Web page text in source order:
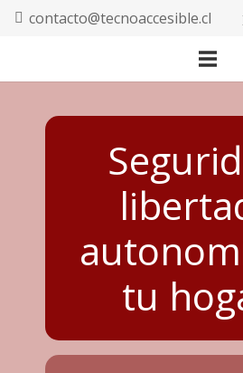
contacto@tecnoaccesible.cl
tu